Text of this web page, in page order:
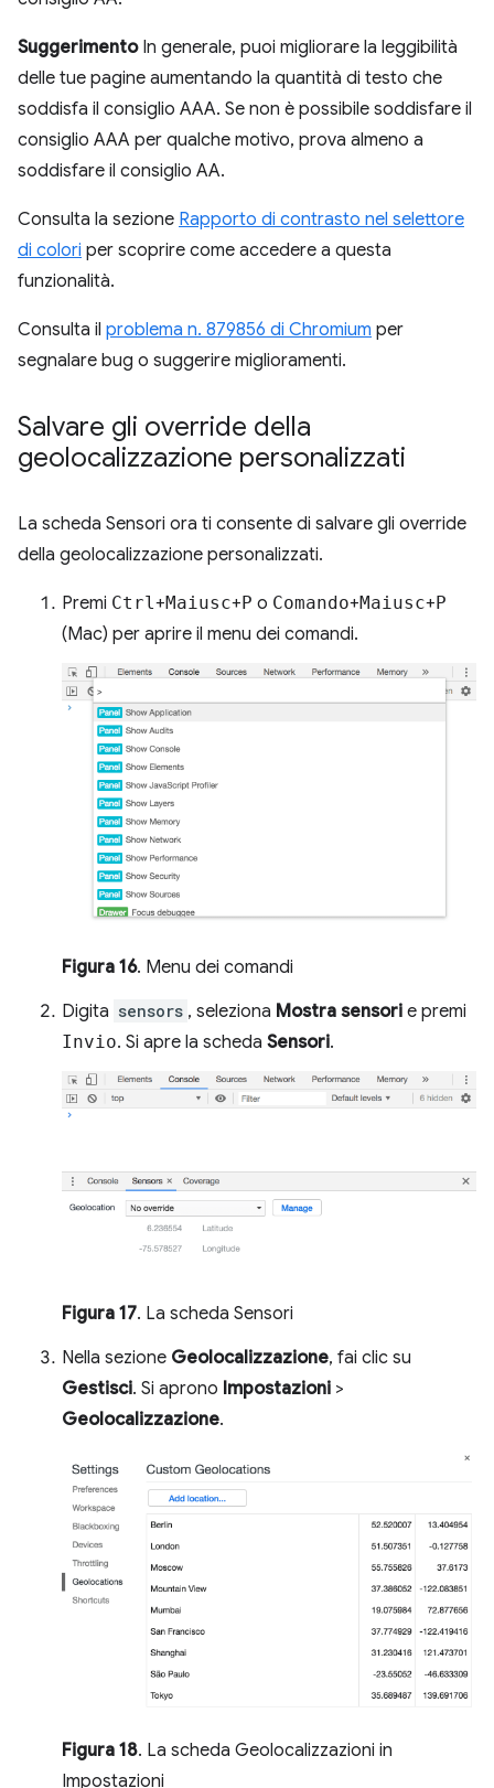
SuggerimentoIn generale, puoi migliorare la leggibilità
delle tue pagine aumentando la quantità di testo che
soddisfa il consiglio AAA. Se non è possibile soddisfare il
consiglio AAA per qualche motivo, prova almeno a
soddisfare il consiglio AA.
Consulta la sezione Rapporto di contrasto nel selettore
di colori per scoprire come accedere a questa
funzionalità.
Consulta il problema n. 879856 di Chromium per
segnalare bug o suggerire miglioramenti.
Salvare gli override della
geolocalizzazione personalizzati
La scheda Sensori ora ti consente di salvare gli override
della geolocalizzazione personalizzati.
Premi Ctrl +Maiusc+P o Comando+Maiusc+P
(Mac) per aprire il menu dei comandi.
Figura 16. Menu dei comandi
Digita sensors , seleziona Mostra sensori e premi
Invio. Si apre la scheda Sensori.
Figura 17. La scheda Sensori
Nella sezione Geolocalizzazione, fai clic su
Gestisci. Si aprono Impostazioni >
Geolocalizzazione.
Figura 18. La scheda Geolocalizzazioni in
Impostazioni